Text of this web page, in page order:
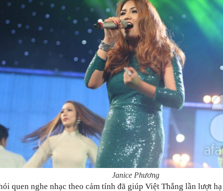
Janice Phương
quen nghe nhạc theo cảm tính đã giúp Việt Thắng lần lượt